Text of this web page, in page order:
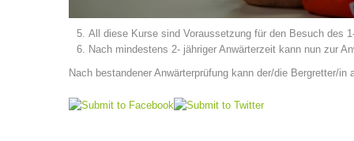
All diese Kurse sind Voraussetzung für den Besuch des
Nach mindestens 2- jähriger Anwärterzeit kann nun zur
Nach bestandener Anwärterprüfung kann der/die Bergretter/